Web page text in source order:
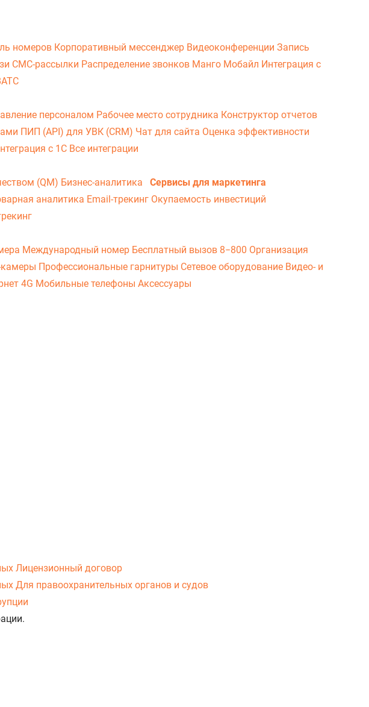
номеров Корпоративный мессенджер Видеоконференции Запись
СМС-рассылки Распределение звонков Манго Мобайл Интеграция с
персоналом Рабочее место сотрудника Конструктор отчетов
ПИП (API) для УВК (CRM) Чат для сайта Оценка эффективности
с 1С Все интеграции
(QM) Бизнес-аналитика
Сервисы для маркетинга
аналитика Email-трекинг Окупаемость инвестиций
Международный номер Бесплатный вызов 8−800 Организация
камеры Профессиональные гарнитуры Сетевое оборудование Видео- и
4G Мобильные телефоны Аксессуары
Лицензионный договор
Для правоохранительных органов и судов